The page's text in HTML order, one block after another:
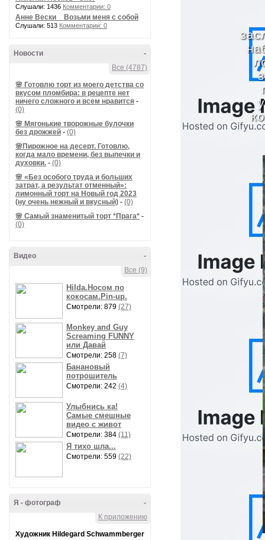
Слушали: 1436 Комментарии: 0
Анне Вески _ Возьми меня с собой
Слушали: 513 Комментарии: 0
-
Новости
Все (4787)
🌸 Готовлю торт из моего детства со
вкусом пломбира: в рецепте нет
ничего сложного и всем нравится -
(0)
🌸 Мягонькие творожные булочки
без дрожжей - (0)
🌸Пирожное на десерт. Готовлю,
когда мало времени, без выпечки и
духовки. - (0)
🌸 «Без особого труда и больших
затрат, а результат отменный»:
лимонный торт на Новый год 2023
(ну очень нежный и вкусный) - (0)
🌸 Самый знаменитый торт *Прага* -
(0)
-
Видео
Все (9)
Hilda.Носом по
кокосам.Pin-up.
Смотрели: 879 (27)
Monkey and Guy
Screaming FUNNY
или Давай
Смотрели: 258 (7)
Банановый
потрошитель
Смотрели: 242 (4)
Улыбнись ка!
Самые смешные
видео с живот
Смотрели: 384 (11)
Я тихо шла...
Смотрели: 559 (22)
-
Я - фотограф
К приложению
Художник Hildegard Schwammberger